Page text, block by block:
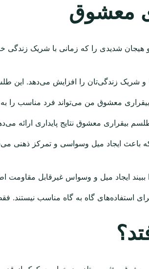
معشوق
هیجان شدیدی را که زمانی با شریک
و شریک زندگی‌تان را افزایش می‌دهد.
معشوق من می‌تواند فرد مناسب را
بیقراری معشوق نتایج پایداری ارائه
باعث ایجاد میل وسواسی و تمرکز ذهنی
ایجاد میل و وسواس غیرقابل مقاومت
استفاده‌های گاه به گاه مناسب نیستند.